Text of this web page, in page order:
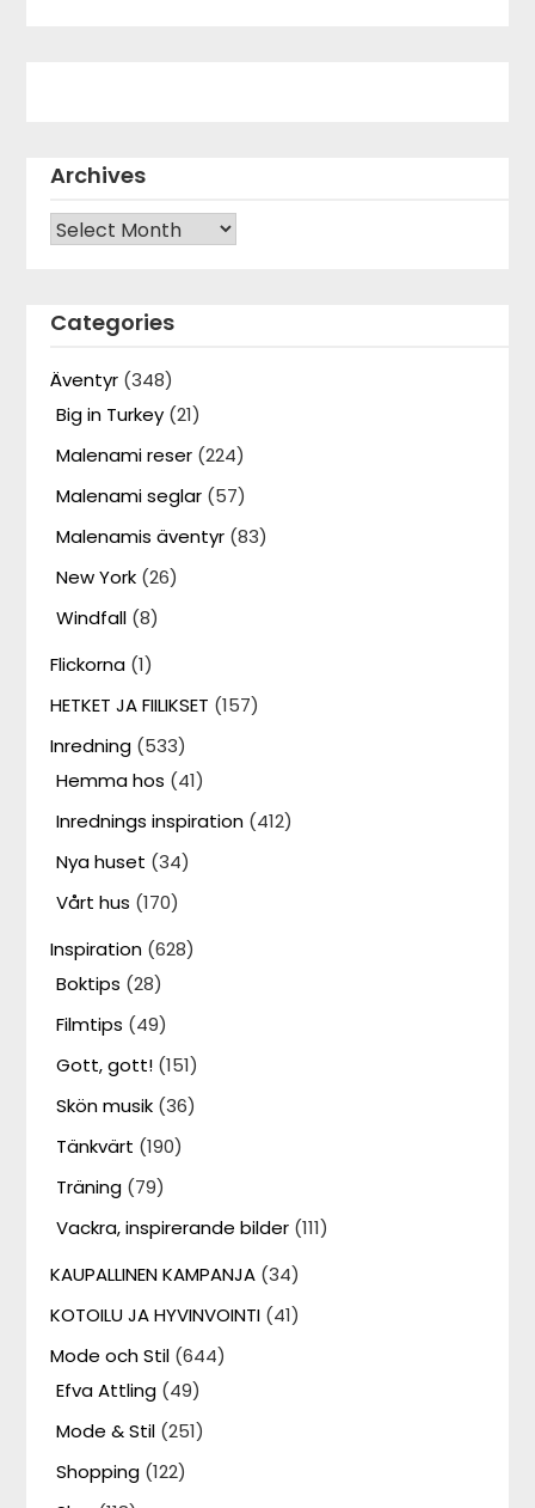
Archives
Archives
Categories
Äventyr (348)
Big in Turkey (21)
Malenami reser (224)
Malenami seglar (57)
Malenamis äventyr (83)
New York (26)
Windfall (8)
Flickorna (1)
HETKET JA FIILIKSET (157)
Inredning (533)
Hemma hos (41)
Inrednings inspiration (412)
Nya huset (34)
Vårt hus (170)
Inspiration (628)
Boktips (28)
Filmtips (49)
Gott, gott! (151)
Skön musik (36)
Tänkvärt (190)
Träning (79)
Vackra, inspirerande bilder (111)
KAUPALLINEN KAMPANJA (34)
KOTOILU JA HYVINVOINTI (41)
Mode och Stil (644)
Efva Attling (49)
Mode & Stil (251)
Shopping (122)